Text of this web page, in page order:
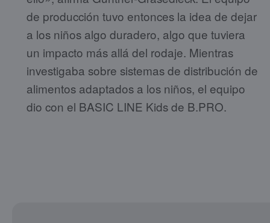
de producción tuvo entonces la idea de dejar
a los niños algo duradero, algo que tuviera
un impacto más allá del rodaje. Mientras
investigaba sobre sistemas de distribución de
alimentos adaptados a los niños, el equipo
dio con el BASIC LINE Kids de B.PRO.